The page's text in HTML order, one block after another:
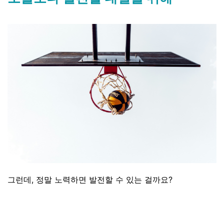
그런데, 정말 노력하면 발전할 수 있는 걸까요?